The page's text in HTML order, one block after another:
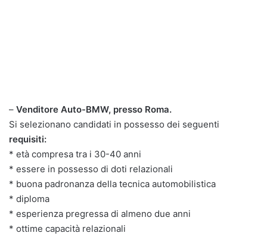
– Venditore Auto-BMW, presso Roma.
Si selezionano candidati in possesso dei seguenti
requisiti:
* età compresa tra i 30-40 anni
* essere in possesso di doti relazionali
* buona padronanza della tecnica automobilistica
* diploma
* esperienza pregressa di almeno due anni
* ottime capacità relazionali